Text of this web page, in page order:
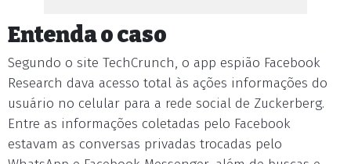
Entenda o caso
Segundo o site TechCrunch, o app espião Facebook
Research dava acesso total às ações informações do
usuário no celular para a rede social de Zuckerberg.
Entre as informações coletadas pelo Facebook
estavam as conversas privadas trocadas pelo